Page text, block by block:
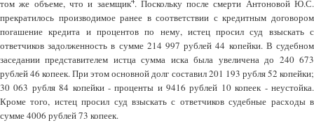
том же объеме, что и заемщик . Поскольку после смерти Антоновой Ю.С.
прекратилось производимое ранее в соответствии с кредитным договором
погашение кредита и процентов по нему, истец просил суд взыскать с
ответчиков задолженность в сумме 214 997 рублей 44 копейки. В судебном
заседании представителем истца сумма иска была увеличена до 240 673
рублей 46 копеек. При этом основной долг составил 201 193 рубля 52 копейки;
30 063 рубля 84 копейки - проценты и 9416 рублей 10 копеек - неустойка.
Кроме того, истец просил суд взыскать с ответчиков судебные расходы в
сумме 4006 рублей 73 копеек.